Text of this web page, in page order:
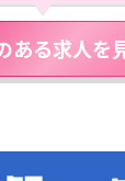
ある求人を